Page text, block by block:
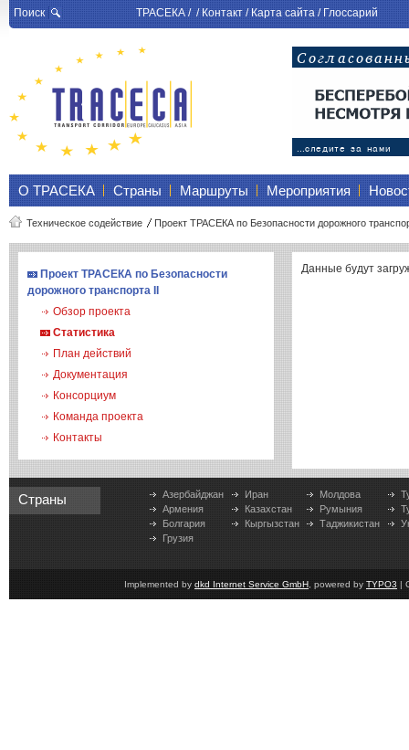
Поиск ТРАСЕКА/ /Контакт/Карта сайта/Глоссарий
О ТРАСЕКА Страны Маршруты Мероприятия
Техническое содействие Проект ТРАСЕКА по Безопасности дорожного
Проект ТРАСЕКА по Безопасности
дорожного транспорта II
Обзор проекта
Статистика
План действий
Документация
Консорциум
Команда проекта
Контакты
Данные будут
Страны
Азербайджан
Армения
Болгария
Грузия
Иран
Казахстан
Кыргызстан
Молдова
Румыния
Таджикистан
Implemented by dkd Internet Service GmbH , powered by TYPO3 |